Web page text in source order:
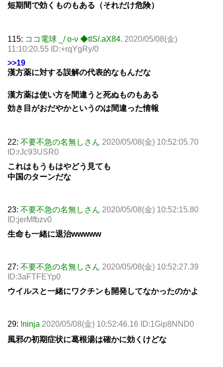
短期間で効くものもある（それだけ危険）
115: ココ電球 _/ o-ν ◆tIS/.aX84. 2020/05/08(金)
11:10:20.55 ID:+rqYgRy/0
>>19
漢方薬に対する誤解の代表的なもんだな
漢方薬は使い方を間違うと死ぬものもある
効き目がおだやかというのは間違った情報
22: 不要不急の名無しさん 2020/05/08(金) 10:52:05.70
ID:rJc93USR0
これはもうもはやどう見ても
中国のターンだな
23: 不要不急の名無しさん 2020/05/08(金) 10:52:15.80
ID:jerMfbzv0
生命も一緒に退治wwwww
27: 不要不急の名無しさん 2020/05/08(金) 10:52:27.39
ID:3aFTFEYp0
ウイルスと一緒にワクチンも開発してなかったのかよ
29: !ninja 2020/05/08(金) 10:52:46.16 ID:1Gip8NND0
風邪の初期症状に葛根湯は確かに効くけどな